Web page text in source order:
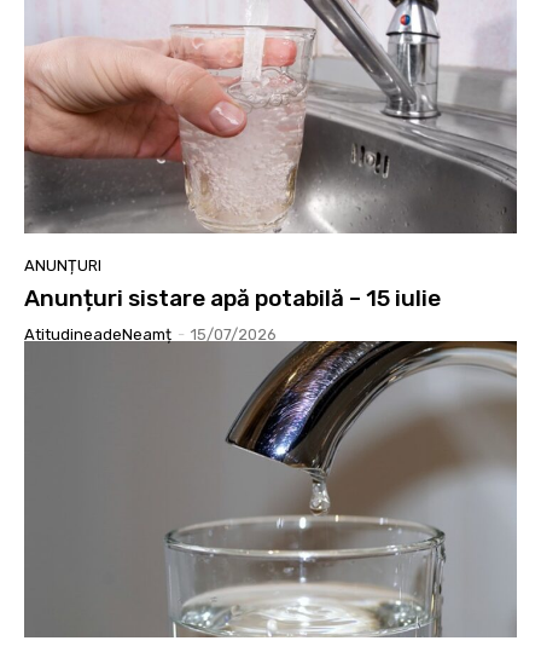
ANUNȚURI
Anunțuri sistare apă potabilă – 15 iulie
AtitudineadeNeamț - 15/07/2026